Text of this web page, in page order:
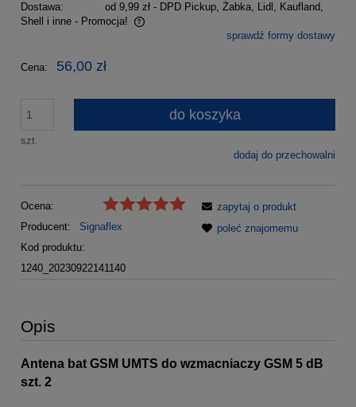
Dostawa:
od 9,99 zł - DPD Pickup, Żabka, Lidl, Kaufland,
Shell i inne - Promocja!
Cena nie zawiera ewentualnych kosztów płatnościsprawdź formy dostawy
Cena: 56,00 zł
szt.
do koszyka
dodaj do przechowalni
Ocena:
Producent:
Signaflex
Kod produktu:
1240_20230922141140
zapytaj o produkt
poleć znajomemu
Opis
Antena bat GSM UMTS do wzmacniaczy GSM 5 dB
szt. 2